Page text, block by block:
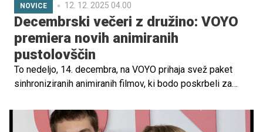
NOVICE 12. 12. 2025 04.00
Decembrski večeri z družino: VOYO
premiera novih animiranih
pustolovščin
To nedeljo, 14. decembra, na VOYO prihaja svež paket
sinhroniziranih animiranih filmov, ki bodo poskrbeli za
rokoborbe, skrivnostni zabaviščni park sredi gozda,
pustolovščine pogumnih puščavskih kuščarjev ter